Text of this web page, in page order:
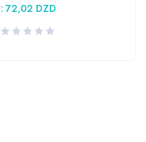
: 72,02 DZD